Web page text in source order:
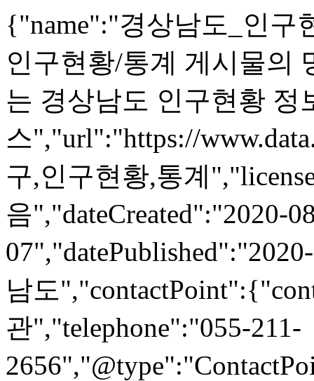
{"name":"경상남도_인구
인구현황/통계 게시물의
는 경상남도 인구현황 정
스","url":"https://
구,인구현황,통계
음","dateCreated":"2020-
남도
관","telephone":"055-211-